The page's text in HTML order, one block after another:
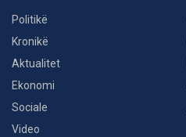
Politikë
Kronikë
Aktualitet
Ekonomi
Sociale
Video